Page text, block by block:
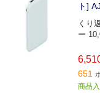
ト]
くり
ー
651
商品